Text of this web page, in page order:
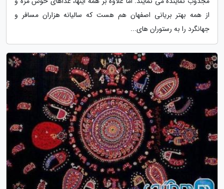
از همه بهتر بریانی اصفهان هم هست که سالیانه هزاران مسافر و
جهانگرد را به رستوران های...